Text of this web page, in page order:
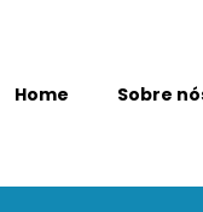
Home Sobre